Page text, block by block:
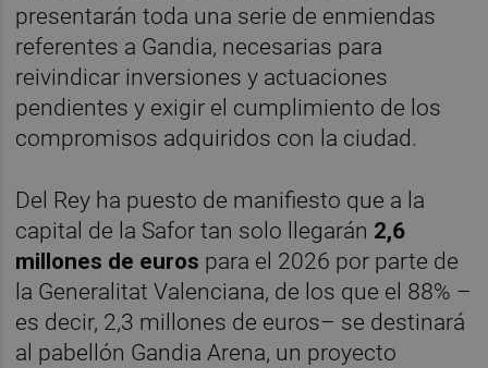
presentarán toda una serie de enmiendas
referentes a Gandia, necesarias para
reivindicar inversiones y actuaciones
pendientes y exigir el cumplimiento de los
compromisos adquiridos con la ciudad.
Del Rey ha puesto de manifiesto que a la
capital de la Safor tan solo llegarán 2,6
millones de euros para el 2026 por parte de
la Generalitat Valenciana, de los que el 88% –
es decir, 2,3 millones de euros– se destinará
al pabellón Gandia Arena, un proyecto